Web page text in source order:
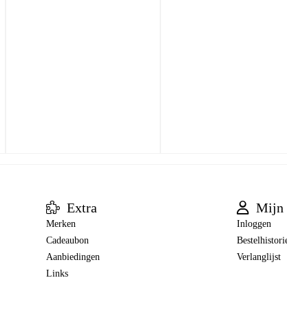
Extra
Merken
Cadeaubon
Aanbiedingen
Links
Mijn
Inloggen
Verlanglijst